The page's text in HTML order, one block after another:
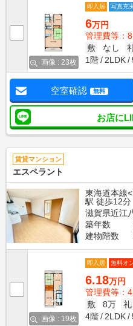
画像 : 23枚
即入居 写真充
6万円
管理費等：
敷
なし
1階
2LDK
空室確認 無料
お店に
賃貸マンション
エスペラント
東海道本線
駅 徒歩12分
滋賀県近江
築年数
建物階数
画像 : 19枚
即入居 無料オ
6.18万円
管理費等：
敷
8万 礼
4階
2LDK